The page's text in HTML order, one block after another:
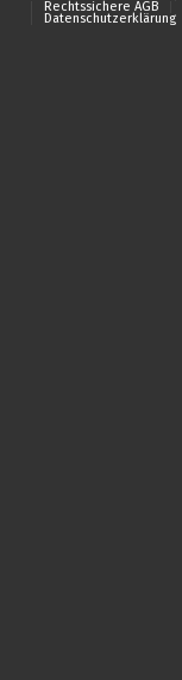
Rechtssichere AGB
Datenschutzerklärung